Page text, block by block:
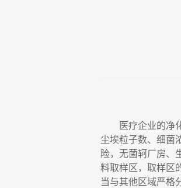
医疗企业的净
尘埃粒子数、细菌
险， 无菌轲厂房、
料取样区 ， 取样区
当与其他区域严格